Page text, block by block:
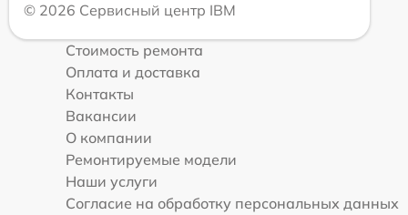
© 2026 Сервисный центр IBM
Стоимость ремонта
Оплата и доставка
Контакты
Вакансии
О компании
Ремонтируемые модели
Наши услуги
Согласие на обработку персональных данных